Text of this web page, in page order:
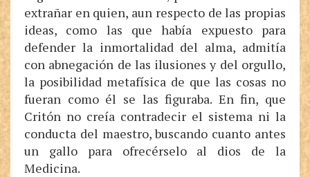
extrañar en quien, aun respecto de las propias
ideas, como las que había expuesto para
defender la inmortalidad del alma, admitía
con abnegación de las ilusiones y del orgullo,
la posibilidad metafísica de que las cosas no
fueran como él se las figuraba. En fin, que
Critón no creía contradecir el sistema ni la
conducta del maestro, buscando cuanto antes
un gallo para ofrecérselo al dios de la
Medicina.